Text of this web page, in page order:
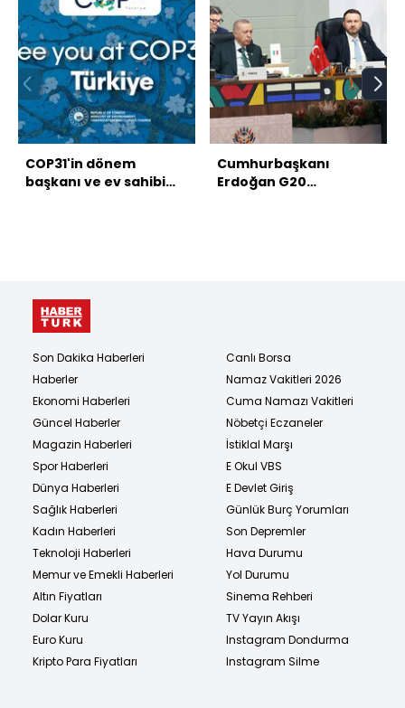
COP31'in dönem
başkanı ve ev sahibi
Cumhurbaşkanı
Erdoğan G20
Son Dakika Haberleri
Haberler
Ekonomi Haberleri
Güncel Haberler
Magazin Haberleri
Spor Haberleri
Dünya Haberleri
Sağlık Haberleri
Kadın Haberleri
Teknoloji Haberleri
Memur ve Emekli Haberleri
Altın Fiyatları
Dolar Kuru
Euro Kuru
Kripto Para Fiyatları
Canlı Borsa
Namaz Vakitleri 2026
Cuma Namazı Vakitleri
Nöbetçi Eczaneler
İstiklal Marşı
E Okul VBS
E Devlet Giriş
Günlük Burç Yorumları
Son Depremler
Hava Durumu
Yol Durumu
Sinema Rehberi
TV Yayın Akışı
Instagram Dondurma
Instagram Silme